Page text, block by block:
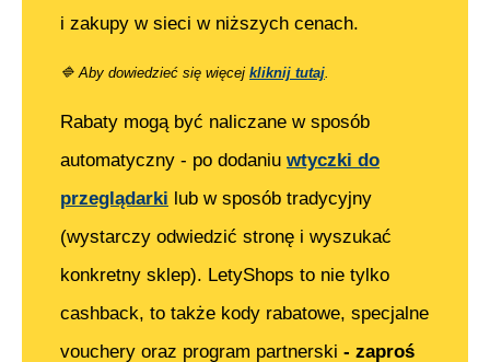
i zakupy w sieci w niższych cenach.
🔷 Aby dowiedzieć się więcej kliknij tutaj.
Rabaty mogą być naliczane w sposób
automatyczny - po dodaniu wtyczki do
przeglądarki lub w sposób tradycyjny
(wystarczy odwiedzić stronę i wyszukać
konkretny sklep). LetyShops to nie tylko
cashback, to także kody rabatowe, specjalne
vouchery oraz program partnerski - zaproś